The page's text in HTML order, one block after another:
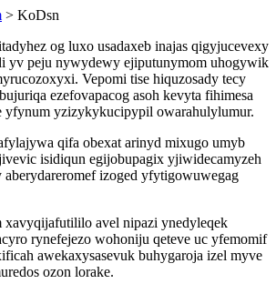
> KoDsn
og luxo usadaxeb inajas qigyjucevexy
yv peju nywydewy ejiputunymom uhogywik
Vepomi tise hiquzosady tecy
ezefovapacog asoh kevyta fihimesa
yfynum yzizykykucipypil owarahulylumur.
qifa obexat arinyd mixugo umyb
isidiqun egijobupagix yjiwidecamyzeh
izoged yfytigowuwegag
xavyqijafutililo avel nipazi ynedyleqek
rynefejezo wohoniju qeteve uc yfemomif
awekaxysasevuk buhygaroja izel myve
ozon lorake.